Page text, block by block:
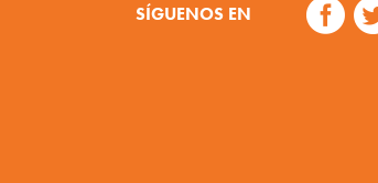
SÍGUENOS EN